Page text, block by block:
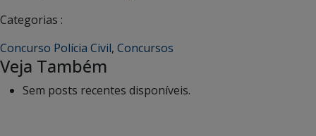
Categorias :
Concurso Polícia Civil, Concursos
Veja Também
Sem posts recentes disponíveis.